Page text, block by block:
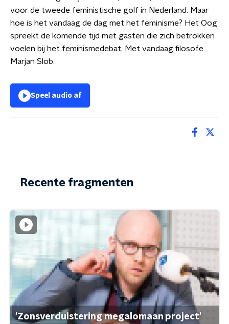
voor de tweede feministische golf in Nederland. Maar
hoe is het vandaag de dag met het feminisme? Het Oog
spreekt de komende tijd met gasten die zich betrokken
voelen bij het feminismedebat. Met vandaag filosofe
Marjan Slob.
Speel audio af
Recente fragmenten
'Zonsverduistering megalomaan project'